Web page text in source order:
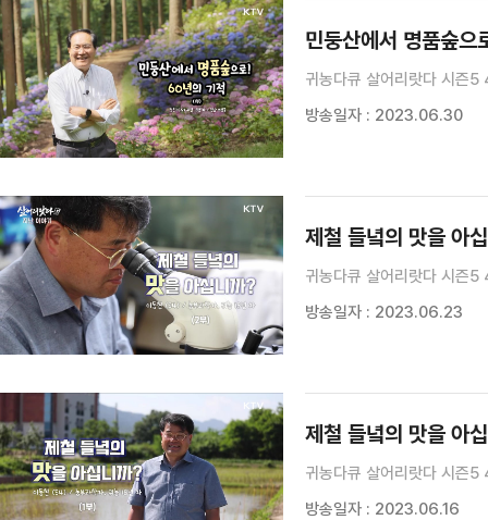
민둥산에서 명품숲
귀농다큐 살어리랏다 시즌5
방송일자 : 2023.06.30
제철 들녘의 맛을 아
귀농다큐 살어리랏다 시즌5
방송일자 : 2023.06.23
제철 들녘의 맛을 아
귀농다큐 살어리랏다 시즌5
방송일자 : 2023.06.16